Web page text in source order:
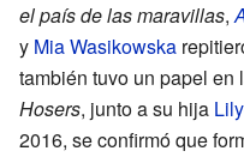
el país de las maravillas,
y Mia Wasikowska
también tuvo un papel en
Hosers, junto a su hija
2016, se confirmó que